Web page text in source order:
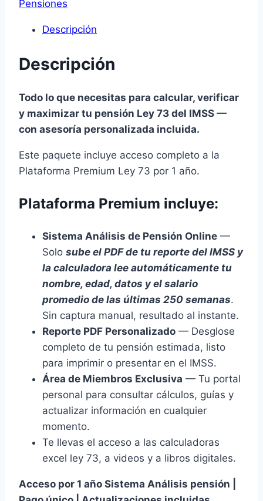
Premium
Pensiones
Descripción
Descripción
Todo lo que necesitas para calcular, verificar
y maximizar tu pensión Ley 73 del IMSS —
con asesoría personalizada incluida.
Este paquete incluye acceso completo a la
Plataforma Premium Ley 73 por 1 año.
Plataforma Premium incluye:
Sistema Análisis de Pensión Online —
Solo sube el PDF de tu reporte del IMSS y
la calculadora lee automáticamente tu
nombre, edad, datos y el salario
promedio de las últimas 250 semanas.
Sin captura manual, resultado al instante.
Reporte PDF Personalizado — Desglose
completo de tu pensión estimada, listo
para imprimir o presentar en el IMSS.
Área de Miembros Exclusiva — Tu portal
personal para consultar cálculos, guías y
actualizar información en cualquier
momento.
Te llevas el acceso a las calculadoras
excel ley 73, a videos y a libros digitales.
Acceso por 1 año Sistema Análisis pensión |